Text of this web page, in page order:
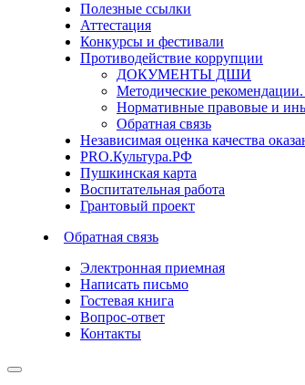
Полезные ссылки
Аттестация
Конкурсы и фестивали
Противодействие коррупции
ДОКУМЕНТЫ ДШИ
Методические
Нормативные правовые и
Обратная связь
Независимая оценка качества
PRO.Культура.РФ
Пушкинская карта
Воспитательная работа
Грантовый проект
Обратная связь
Электронная приемная
Написать письмо
Гостевая книга
Вопрос-ответ
Контакты